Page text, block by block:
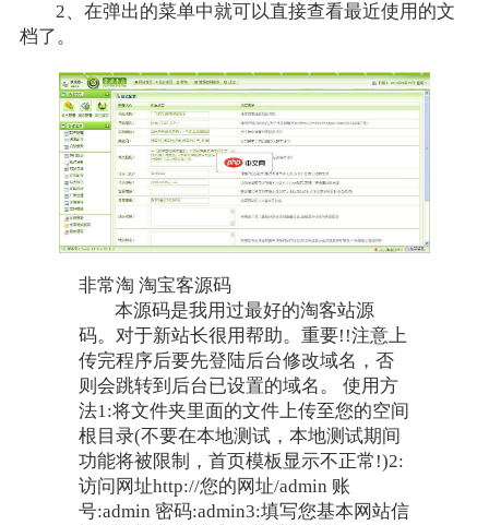
2、在弹出的菜单中就可以直接查看最近使用的文
档了。
非常淘 淘宝客源码
本源码是我用过最好的淘客站源
码。对于新站长很用帮助。重要!!注意上
传完程序后要先登陆后台修改域名，否
则会跳转到后台已设置的域名。 使用方
法1:将文件夹里面的文件上传至您的空间
根目录(不要在本地测试，本地测试期间
功能将被限制，首页模板显示不正常!)2:
访问网址http://您的网址/admin 账
号:admin 密码:admin3:填写您基本网站信